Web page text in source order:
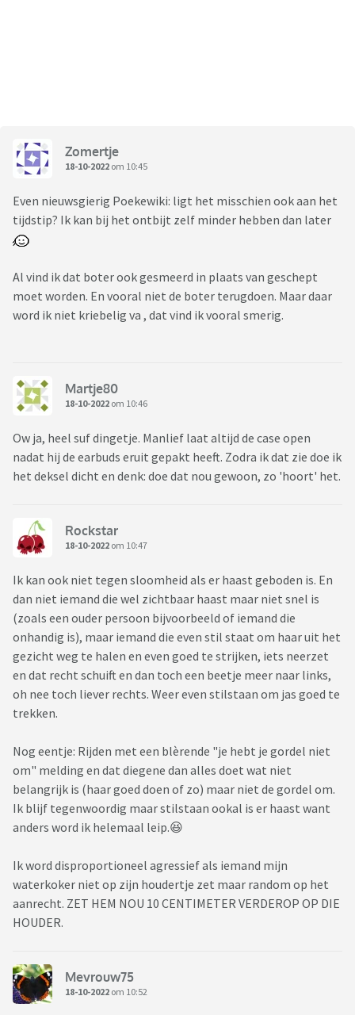
Zomertje
18-10-2022 om 10:45
Even nieuwsgierig Poekewiki: ligt het misschien ook aan het
tijdstip? Ik kan bij het ontbijt zelf minder hebben dan later
Al vind ik dat boter ook gesmeerd in plaats van geschept
moet worden. En vooral niet de boter terugdoen. Maar daar
word ik niet kriebelig va , dat vind ik vooral smerig.
Martje80
18-10-2022 om 10:46
Ow ja, heel suf dingetje. Manlief laat altijd de case open
nadat hij de earbuds eruit gepakt heeft. Zodra ik dat zie doe ik
het deksel dicht en denk: doe dat nou gewoon, zo 'hoort' het.
Rockstar
18-10-2022 om 10:47
Ik kan ook niet tegen sloomheid als er haast geboden is. En
dan niet iemand die wel zichtbaar haast maar niet snel is
(zoals een ouder persoon bijvoorbeeld of iemand die
onhandig is), maar iemand die even stil staat om haar uit het
gezicht weg te halen en even goed te strijken, iets neerzet
en dat recht schuift en dan toch een beetje meer naar links,
oh nee toch liever rechts. Weer even stilstaan om jas goed te
trekken.
Nog eentje: Rijden met een blèrende "je hebt je gordel niet
om" melding en dat diegene dan alles doet wat niet
belangrijk is (haar goed doen of zo) maar niet de gordel om.
Ik blijf tegenwoordig maar stilstaan ookal is er haast want
anders word ik helemaal leip.😆
Ik word disproportioneel agressief als iemand mijn
waterkoker niet op zijn houdertje zet maar random op het
aanrecht. ZET HEM NOU 10 CENTIMETER VERDEROP OP DIE
HOUDER.
Mevrouw75
18-10-2022 om 10:52